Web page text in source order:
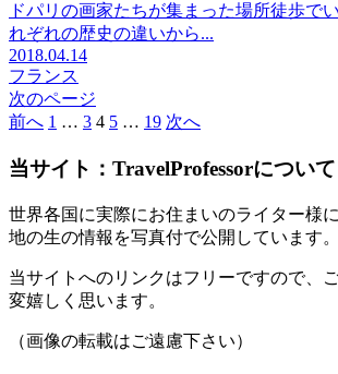
ドパリの画家たちが集まった場所徒歩で
れぞれの歴史の違いから...
2018.04.14
フランス
次のページ
前へ 1 … 3 4 5 … 19 次へ
当サイト：TravelProfessorについて
世界各国に実際にお住まいのライター様
地の生の情報を写真付で公開しています。
当サイトへのリンクはフリーですので、
変嬉しく思います。
（画像の転載はご遠慮下さい）